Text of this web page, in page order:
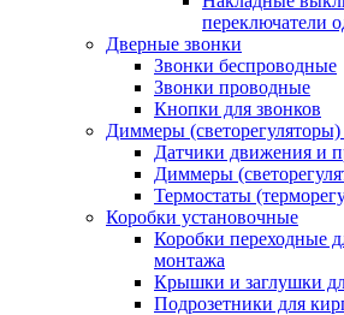
переключатели
Дверные звонки
Звонки беспроводные
Звонки проводные
Кнопки для звонков
Диммеры
Датчики движения и
Диммеры
Термостаты
Коробки установочные
Коробки переходные
монтажа
Крышки и заглушки
Подрозетники для